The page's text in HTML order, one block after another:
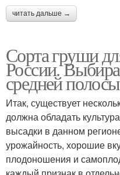
читать дальше →
Сорта груши
России.
средней
Итак, существует
должна обладать
высадки в данном
урожайность, хорошие
плодоношения и